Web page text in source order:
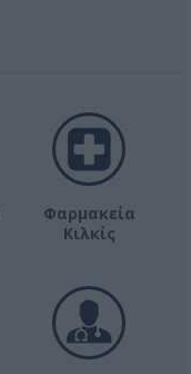
Φαρμακεία
Κιλκίς